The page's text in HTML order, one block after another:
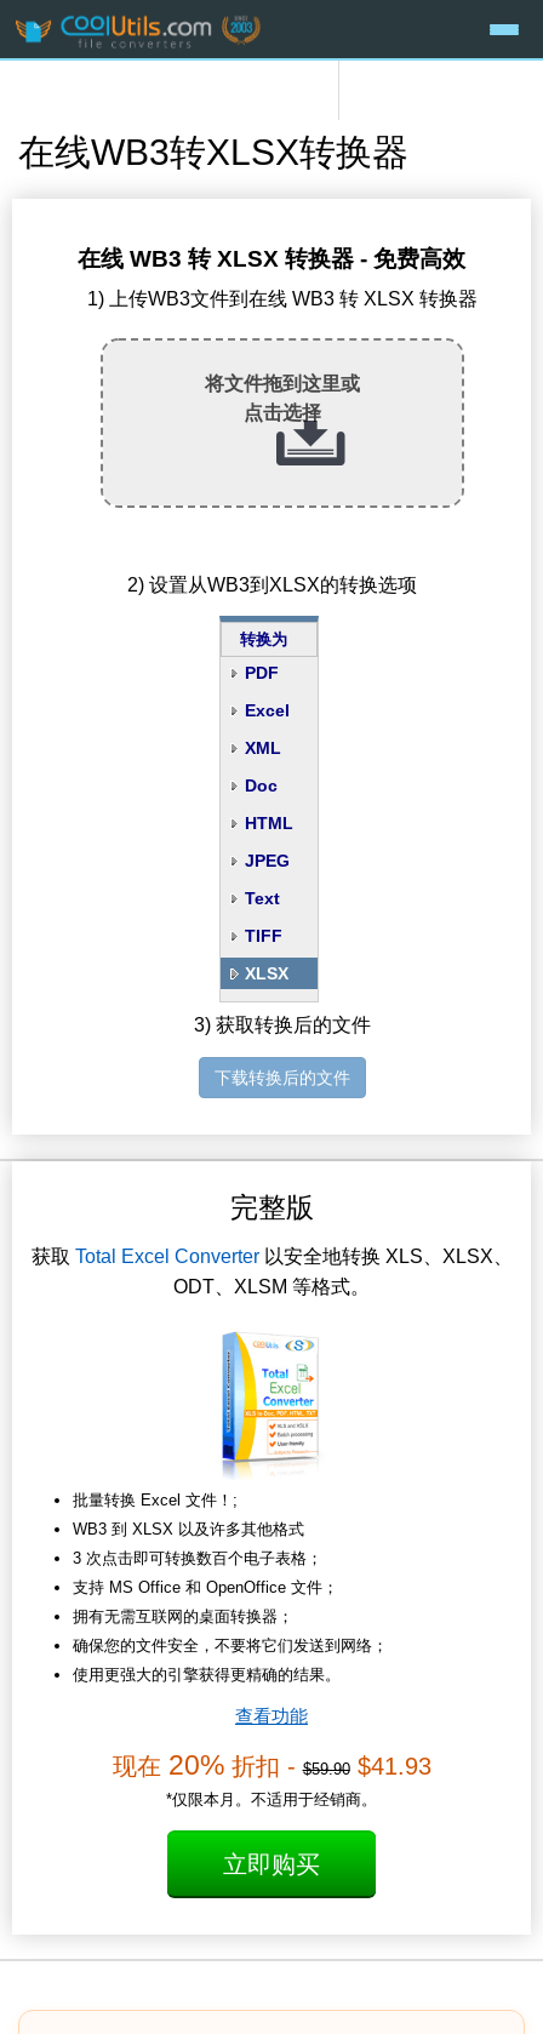
在线WB3转XLSX转换器
在线 WB3 转 XLSX 转换器 - 免费高效
1) 上传WB3文件到在线 WB3 转 XLSX 转换器
将文件拖到这里或
点击选择
2) 设置从WB3到XLSX的转换选项
转换为
PDF
Excel
XML
Doc
HTML
JPEG
Text
TIFF
XLSX
3) 获取转换后的文件
下载转换后的文件
完整版
获取 Total Excel Converter以安全地转换 XLS、XLSX、
ODT、XLSM 等格式。
批量转换 Excel 文件！;
WB3 到 XLSX 以及许多其他格式
3 次点击即可转换数百个电子表格；
支持 MS Office 和 OpenOffice 文件；
拥有无需互联网的桌面转换器；
确保您的文件安全，不要将它们发送到网络；
使用更强大的引擎获得更精确的结果。
查看功能
现在 20%折扣 -$59.90$41.93
*仅限本月。不适用于经销商。
立即购买